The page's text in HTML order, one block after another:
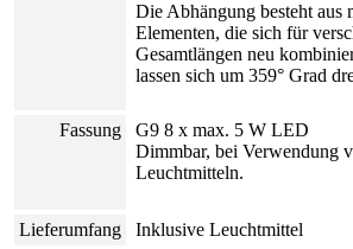
Die Abhängung besteht aus
Elementen, die sich für
Gesamtlängen neu
lassen sich um 359° Grad
Fassung
G9 8 x max. 5 W LED
Dimmbar, bei Verwendung
Leuchtmitteln.
Lieferumfang
Inklusive Leuchtmittel